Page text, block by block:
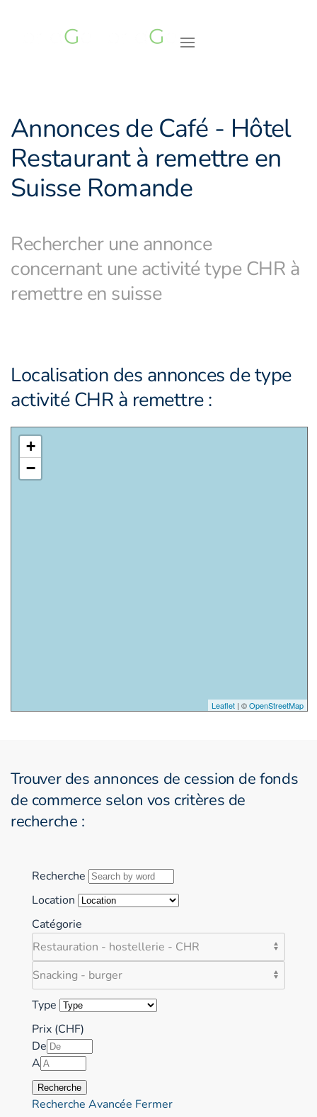
Accéder au contenu principal
Annonces de Café - Hôtel
Restaurant à remettre en
Suisse Romande
Rechercher une annonce
concernant une activité type CHR à
remettre en suisse
Localisation des annonces de type
activité CHR à remettre :
+
−
Leaflet | ©OpenStreetMap
Trouver des annonces de cession de fonds
de commerce selon vos critères de
recherche :
Recherche
Location
Catégorie
Type
Prix (CHF)
De
A
Recherche
Recherche Avancée Fermer